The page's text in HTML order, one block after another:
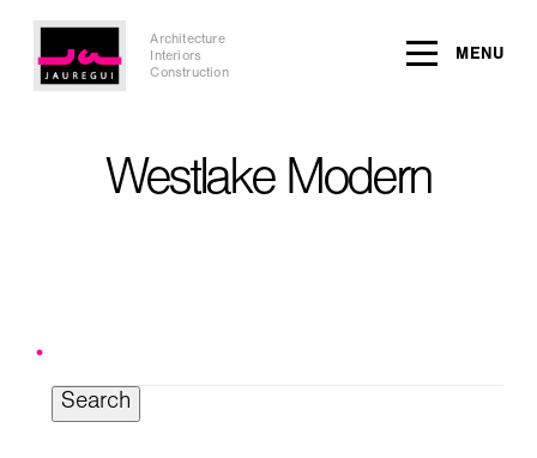
Architecture
Interiors
Construction
MENU
Westlake Modern